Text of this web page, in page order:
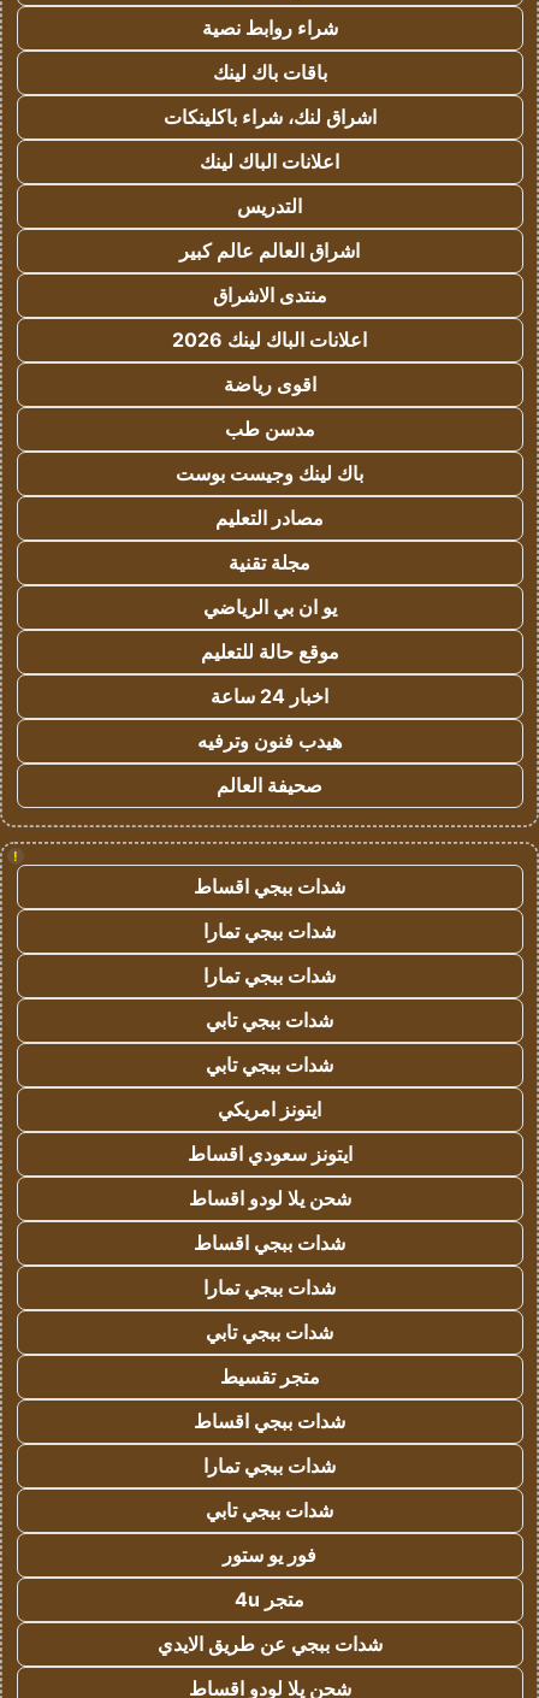
شراء روابط نصية
باقات باك لينك
اشراق لنك، شراء باكلينكات
اعلانات الباك لينك
التدريس
اشراق العالم عالم كبير
منتدى الاشراق
اعلانات الباك لينك 2026
اقوى رياضة
مدسن طب
باك لينك وجيست بوست
مصادر التعليم
مجلة تقنية
يو ان بي الرياضي
موقع حالة للتعليم
اخبار 24 ساعة
هيدب فنون وترفيه
صحيفة العالم
!
شدات ببجي اقساط
شدات ببجي تمارا
شدات ببجي تمارا
شدات ببجي تابي
شدات ببجي تابي
ايتونز امريكي
ايتونز سعودي اقساط
شحن يلا لودو اقساط
شدات ببجي اقساط
شدات ببجي تمارا
شدات ببجي تابي
متجر تقسيط
شدات ببجي اقساط
شدات ببجي تمارا
شدات ببجي تابي
فور يو ستور
متجر 4u
شدات ببجي عن طريق الايدي
شحن يلا لودو اقساط